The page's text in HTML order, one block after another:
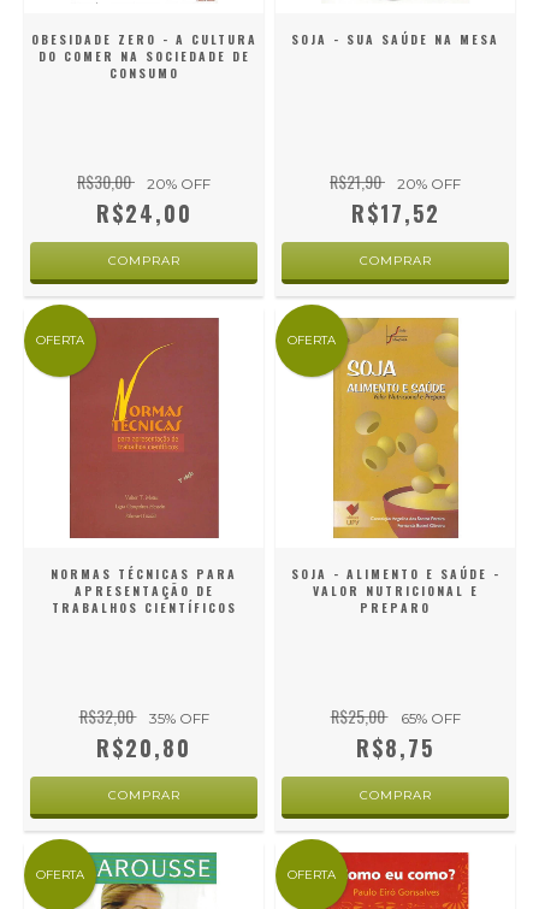
OBESIDADE ZERO - A CULTURA
DO COMER NA SOCIEDADE DE
CONSUMO
R$30,00 20% OFF
R$24,00
SOJA - SUA SAÚDE NA MESA
R$21,90 20% OFF
R$17,52
OFERTA
NORMAS TÉCNICAS PARA
APRESENTAÇÃO DE
TRABALHOS CIENTÍFICOS
R$32,00 35% OFF
R$20,80
OFERTA
SOJA - ALIMENTO E SAÚDE -
VALOR NUTRICIONAL E
PREPARO
R$25,00 65% OFF
R$8,75
OFERTA OFERTA